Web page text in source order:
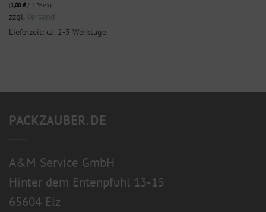
(1,00€/ 1 Stück)
zzgl. Versand
Lieferzeit: ca. 2-3 Werktage
PACKZAUBER.DE
A&M Service GmbH
Hinter dem Entenpfuhl 13-15
65604 Elz